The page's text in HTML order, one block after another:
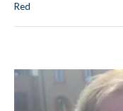
Red